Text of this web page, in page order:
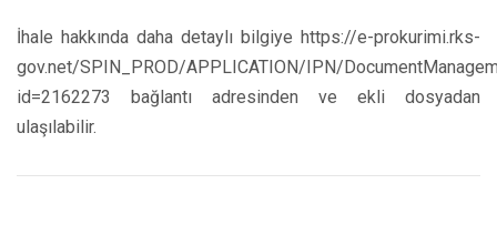
İhale hakkında daha detaylı bilgiye https://e-prokurimi.rks-
gov.net/SPIN_PROD/APPLICATION/IPN/
id=2162273 bağlantı adresinden ve ekli dosyadan
ulaşılabilir.